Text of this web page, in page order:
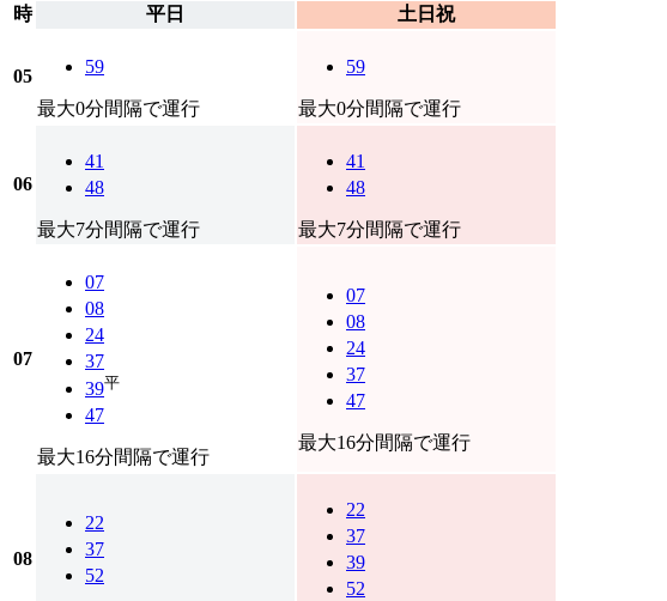
時
平日 土日祝
05 59
最大0分間隔で運行
59
最大0分間隔で運行
06
41
48
最大7分間隔で運行
41
48
最大7分間隔で運行
07
07
08
24
37
39平
47
最大16分間隔で運行
07
08
24
37
47
最大16分間隔で運行
08
22
37
52
22
37
39
52